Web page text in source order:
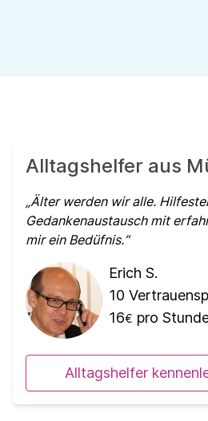
Alltagshelfer aus
Älter werden wir alle.
Gedankenaustausch mit
mir ein Bedüfnis.
Erich S.
10
16€ pro
Alltagshelfer